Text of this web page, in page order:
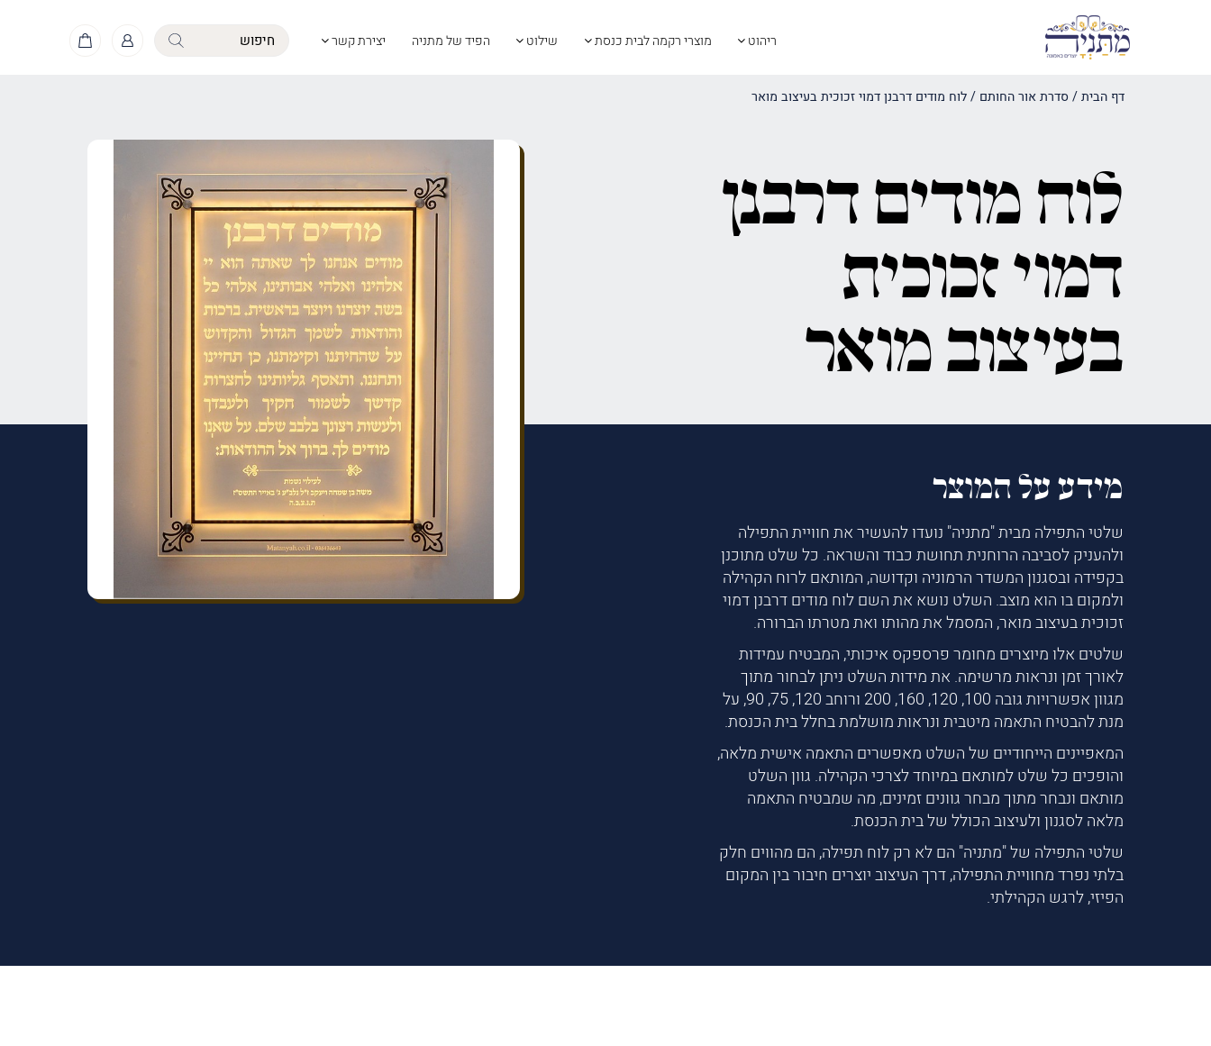
ריהוט מוצרי רקמה לבית כנסת שילוט הפיד של מתניה יצירת קשר
דף הבית/ סדרת אור החותם /לוח מודים דרבנן דמוי זכוכית בעיצוב מואר
לוח מודים דרבנן
דמוי זכוכית
בעיצוב מואר
מידע על המוצר
שלטי התפילה מבית "מתניה" נועדו להעשיר את חוויית התפילה
ולהעניק לסביבה הרוחנית תחושת כבוד והשראה. כל שלט מתוכנן
בקפידה ובסגנון המשדר הרמוניה וקדושה, המותאם לרוח הקהילה
ולמקום בו הוא מוצב. השלט נושא את השם לוח מודים דרבנן דמוי
זכוכית בעיצוב מואר, המסמל את מהותו ואת מטרתו הברורה.
שלטים אלו מיוצרים מחומר פרספקס איכותי, המבטיח עמידות
לאורך זמן ונראות מרשימה. את מידות השלט ניתן לבחור מתוך
מגוון אפשרויות גובה 100, 120, 160, 200 ורוחב 120, 75, 90, על
מנת להבטיח התאמה מיטבית ונראות מושלמת בחלל בית הכנסת.
המאפיינים הייחודיים של השלט מאפשרים התאמה אישית מלאה,
והופכים כל שלט למותאם במיוחד לצרכי הקהילה. גוון השלט
מותאם ונבחר מתוך מבחר גוונים זמינים, מה שמבטיח התאמה
מלאה לסגנון ולעיצוב הכולל של בית הכנסת.
שלטי התפילה של "מתניה" הם לא רק לוח תפילה, הם מהווים חלק
בלתי נפרד מחוויית התפילה, דרך העיצוב יוצרים חיבור בין המקום
הפיזי, לרגש הקהילתי.